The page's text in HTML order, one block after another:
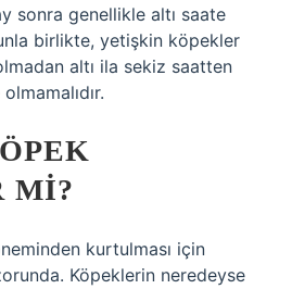
sonra genellikle altı saate
birlikte, yetişkin köpekler
altı ila sekiz saatten
MI?
kurtulması için
Köpeklerin neredeyse